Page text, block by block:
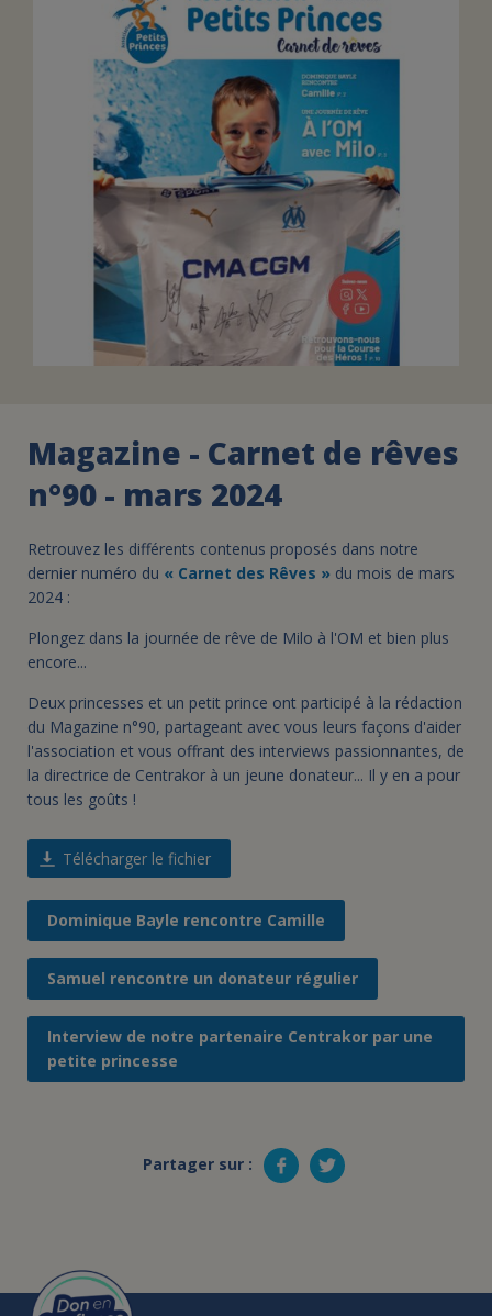
FAIRE UN DON
ASSURANCE VIE/LEGS
ESPACE PRESSE
JE DEVIENS
BÉNÉVOLE
DEVENIR
UN PETIT PRINCE
Magazine - Carnet de rêves
n°90 - mars 2024
Retrouvez les différents contenus proposés dans notre
dernier numéro du « Carnet des Rêves » du mois de mars
2024 :
Plongez dans la journée de rêve de Milo à l'OM et bien plus
encore...
Deux princesses et un petit prince ont participé à la rédaction
du Magazine n°90, partageant avec vous leurs façons d'aider
l'association et vous offrant des interviews passionnantes, de
la directrice de Centrakor à un jeune donateur... Il y en a pour
tous les goûts !
Télécharger le fichier
Dominique Bayle rencontre Camille
Samuel rencontre un donateur régulier
Interview de notre partenaire Centrakor par une
petite princesse
Partager sur :